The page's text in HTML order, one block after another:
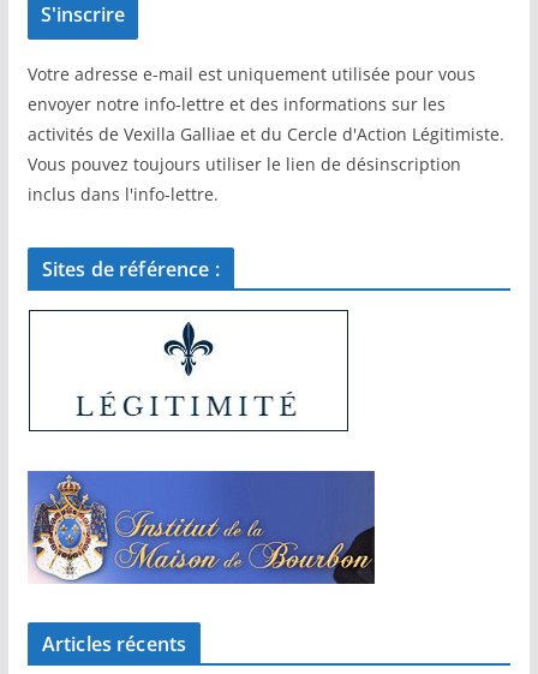
Votre adresse e-mail est uniquement utilisée pour vous
envoyer notre info-lettre et des informations sur les
activités de Vexilla Galliae et du Cercle d'Action Légitimiste.
Vous pouvez toujours utiliser le lien de désinscription
inclus dans l'info-lettre.
Sites de référence :
Articles récents